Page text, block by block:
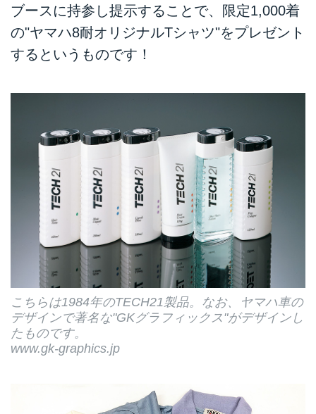
ブースに持参し提示することで、限定1,000着
の"ヤマハ8耐オリジナルTシャツ"をプレゼント
するというものです！
こちらは1984年のTECH21製品。なお、ヤマハ車の
デザインで著名な"GKグラフィックス"がデザインし
たものです。
www.gk-graphics.jp